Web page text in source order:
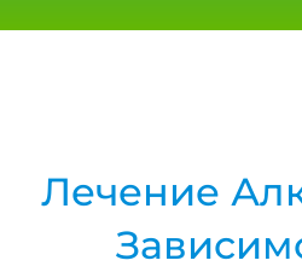
Лечение